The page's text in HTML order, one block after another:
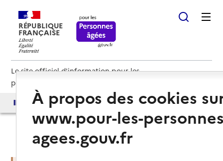
RÉPUBLIQUE
FRANÇAISE
Le site officiel d'information pour les
personnes âgées et les aidants
Accès aux annuaires Accès par besoin
À propos des cookies
www.pour-les-
agees.gouv.fr